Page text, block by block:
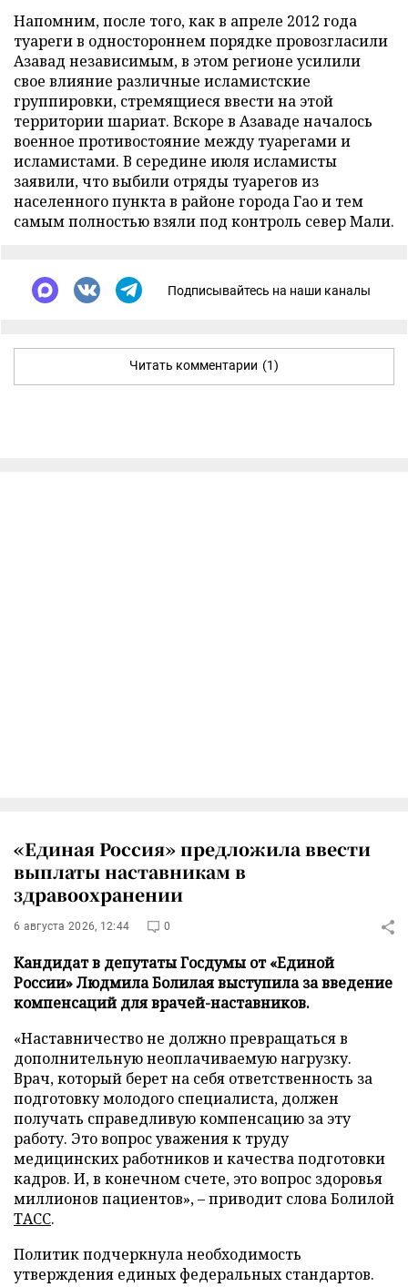
Напомним, после того, как в апреле 2012 года
туареги в одностороннем порядке провозгласили
Азавад независимым, в этом регионе усилили
свое влияние различные исламистские
группировки, стремящиеся ввести на этой
территории шариат. Вскоре в Азаваде началось
военное противостояние между туарегами и
исламистами. В середине июля исламисты
заявили, что выбили отряды туарегов из
населенного пункта в районе города Гао и тем
самым полностью взяли под контроль север Мали.
Подписывайтесь на наши каналы
Читать комментарии (1)
«Единая Россия» предложила ввести
выплаты наставникам в
здравоохранении
6 августа 2026, 12:44 0
Кандидат в депутаты Госдумы от «Единой
России» Людмила Болилая выступила за введение
компенсаций для врачей-наставников.
«Наставничество не должно превращаться в
дополнительную неоплачиваемую нагрузку.
Врач, который берет на себя ответственность за
подготовку молодого специалиста, должен
получать справедливую компенсацию за эту
работу. Это вопрос уважения к труду
медицинских работников и качества подготовки
кадров. И, в конечном счете, это вопрос здоровья
миллионов пациентов», – приводит слова Болилой
ТАСС.
Политик подчеркнула необходимость
утверждения единых федеральных стандартов.